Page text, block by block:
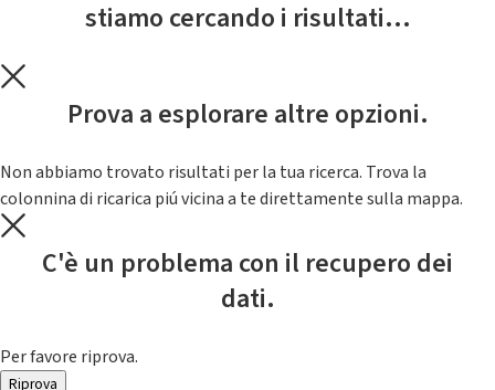
stiamo cercando i risultati...
Prova a esplorare altre opzioni.
Non abbiamo trovato risultati per la tua ricerca. Trova la
colonnina di ricarica piú vicina a te direttamente sulla mappa.
C'è un problema con il recupero dei
dati.
Per favore riprova.
Riprova